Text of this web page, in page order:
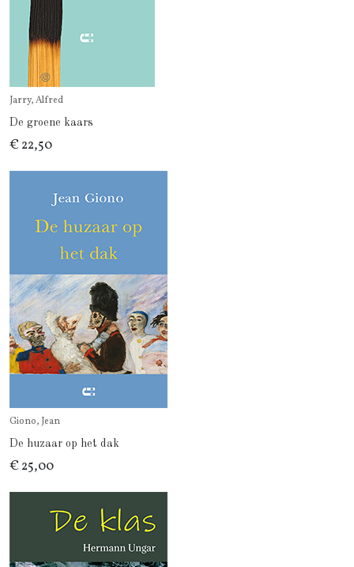
Jarry, Alfred
De groene kaars
€ 22,50
Giono, Jean
De huzaar op het dak
€ 25,00